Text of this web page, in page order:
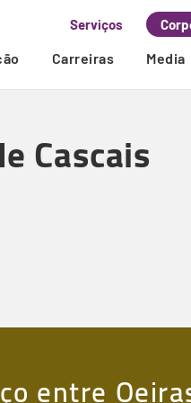
Serviços
Carreiras Media
Cascais
entre